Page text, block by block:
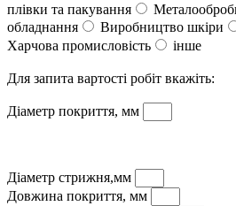
плівки та пакування
обладнання
Виробництво шкіри
Харчова промисловість
інше
Для запита вартості робіт вкажіть:
Діаметр покриття, мм
Діаметр стрижня,мм
Довжина покриття, мм